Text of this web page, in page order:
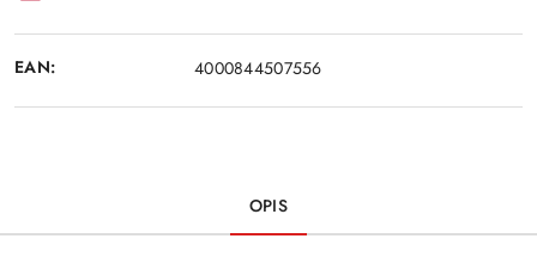
EAN: 4000844507556
OPIS